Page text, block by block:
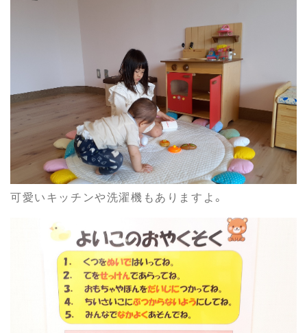
可愛いキッチンや洗濯機もありますよ。